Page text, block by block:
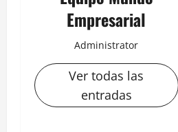
Empresarial
Administrator
Ver todas las
entradas